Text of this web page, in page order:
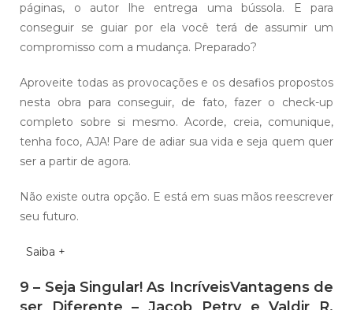
páginas, o autor lhe entrega uma bússola. E para
conseguir se guiar por ela você terá de assumir um
compromisso com a mudança. Preparado?
Aproveite todas as provocações e os desafios propostos
nesta obra para conseguir, de fato, fazer o check-up
completo sobre si mesmo. Acorde, creia, comunique,
tenha foco, AJA! Pare de adiar sua vida e seja quem quer
ser a partir de agora.
Não existe outra opção. E está em suas mãos reescrever
seu futuro.
Saiba +
9 – Seja Singular! As IncríveisVantagens de